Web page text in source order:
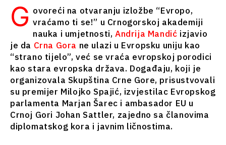
Imenovanja
Poljoprivreda
Industrijalci
Građevinarstvo
Energija
Životna
sredina
Finansije
FMCG
Nauka
Rudarstvo
Industrijalci
Građevinarstvo
Energija
Životna
sredina
Finansije
FMCG
Nauka
Rudarstvo
Maloprodaja
Održivost
G ovoreći na otvaranju izložbe “Evropo,
vraćamo ti se!” u Crnogorskoj akademiji
nauka i umjetnosti, Andrija Mandić izjavio
je da Crna Gora ne ulazi u Evropsku uniju kao
“strano tijelo”, već se vraća evropskoj porodici
kao stara evropska država. Događaju, koji je
organizovala Skupština Crne Gore, prisustvovali
su premijer Milojko Spajić, izvjestilac Evropskog
parlamenta Marjan Šarec i ambasador EU u
Crnoj Gori Johan Sattler, zajedno sa članovima
diplomatskog kora i javnim ličnostima.